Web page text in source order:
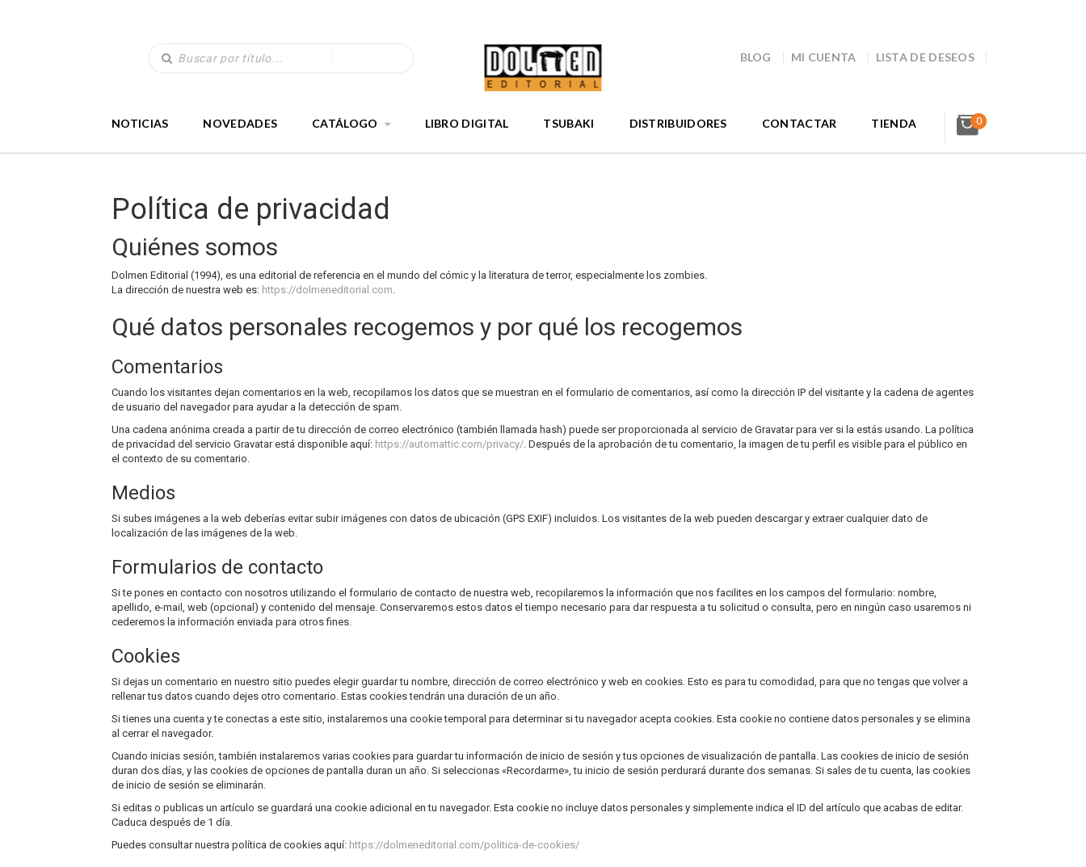
BLOG MI CUENTA LISTA DE DESEOS
NOTICIAS NOVEDADES CATÁLOGO LIBRO DIGITAL TSUBAKI DISTRIBUIDORES CONTACTAR TIENDA 0
Política de privacidad
Quiénes somos
Dolmen Editorial (1994), es una editorial de referencia en el mundo del cómic y la literatura de terror, especialmente los zombies.
La dirección de nuestra web es: https://dolmeneditorial.com.
Qué datos personales recogemos y por qué los recogemos
Comentarios
Cuando los visitantes dejan comentarios en la web, recopilamos los datos que se muestran en el formulario de comentarios, así como la dirección IP del visitante y la cadena de agentes
de usuario del navegador para ayudar a la detección de spam.
Una cadena anónima creada a partir de tu dirección de correo electrónico (también llamada hash) puede ser proporcionada al servicio de Gravatar para ver si la estás usando. La política
de privacidad del servicio Gravatar está disponible aquí: https://automattic.com/privacy/. Después de la aprobación de tu comentario, la imagen de tu perfil es visible para el público en
el contexto de su comentario.
Medios
Si subes imágenes a la web deberías evitar subir imágenes con datos de ubicación (GPS EXIF) incluidos. Los visitantes de la web pueden descargar y extraer cualquier dato de
localización de las imágenes de la web.
Formularios de contacto
Si te pones en contacto con nosotros utilizando el formulario de contacto de nuestra web, recopilaremos la información que nos facilites en los campos del formulario: nombre,
apellido, e-mail, web (opcional) y contenido del mensaje. Conservaremos estos datos el tiempo necesario para dar respuesta a tu solicitud o consulta, pero en ningún caso usaremos ni
cederemos la información enviada para otros fines.
Cookies
Si dejas un comentario en nuestro sitio puedes elegir guardar tu nombre, dirección de correo electrónico y web en cookies. Esto es para tu comodidad, para que no tengas que volver a
rellenar tus datos cuando dejes otro comentario. Estas cookies tendrán una duración de un año.
Si tienes una cuenta y te conectas a este sitio, instalaremos una cookie temporal para determinar si tu navegador acepta cookies. Esta cookie no contiene datos personales y se elimina
al cerrar el navegador.
Cuando inicias sesión, también instalaremos varias cookies para guardar tu información de inicio de sesión y tus opciones de visualización de pantalla. Las cookies de inicio de sesión
duran dos días, y las cookies de opciones de pantalla duran un año. Si seleccionas «Recordarme», tu inicio de sesión perdurará durante dos semanas. Si sales de tu cuenta, las cookies
de inicio de sesión se eliminarán.
Si editas o publicas un artículo se guardará una cookie adicional en tu navegador. Esta cookie no incluye datos personales y simplemente indica el ID del artículo que acabas de editar.
Caduca después de 1 día.
Puedes consultar nuestra política de cookies aquí: https://dolmeneditorial.com/politica-de-cookies/